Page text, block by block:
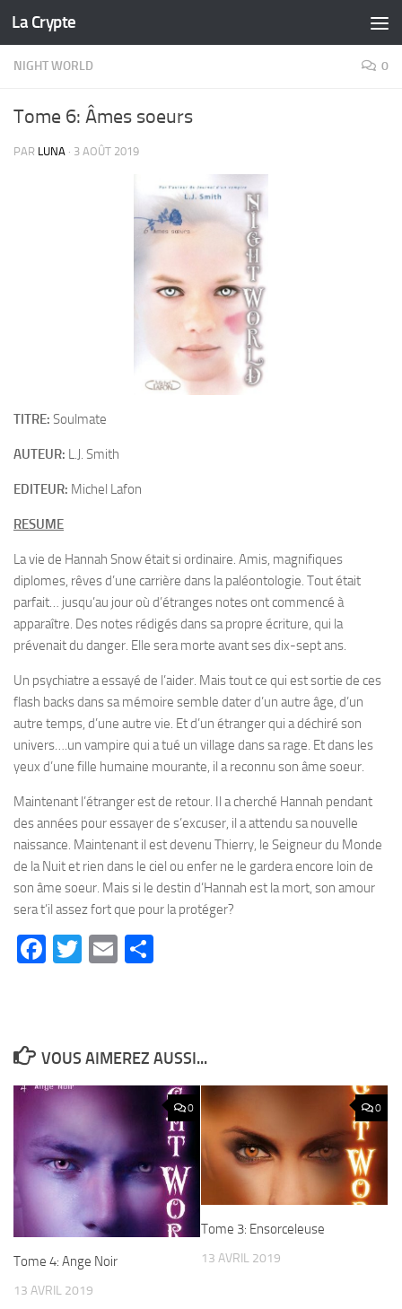
Skip to content
La Crypte
NIGHT WORLD 0
Tome 6: Âmes soeurs
PAR LUNA · 3 AOÛT 2019
TITRE: Soulmate
AUTEUR: L.J. Smith
EDITEUR: Michel Lafon
RESUME
La vie de Hannah Snow était si ordinaire. Amis, magnifiques
diplomes, rêves d’une carrière dans la paléontologie. Tout était
parfait… jusqu’au jour où d’étranges notes ont commencé à
apparaître. Des notes rédigés dans sa propre écriture, qui la
prévenait du danger. Elle sera morte avant ses dix-sept ans.
Un psychiatre a essayé de l’aider. Mais tout ce qui est sortie de ces
flash backs dans sa mémoire semble dater d’un autre âge, d’un
autre temps, d’une autre vie. Et d’un étranger qui a déchiré son
univers….un vampire qui a tué un village dans sa rage. Et dans les
yeux d’une fille humaine mourante, il a reconnu son âme soeur.
Maintenant l’étranger est de retour. Il a cherché Hannah pendant
des années pour essayer de s’excuser, il a attendu sa nouvelle
naissance. Maintenant il est devenu Thierry, le Seigneur du Monde
de la Nuit et rien dans le ciel ou enfer ne le gardera encore loin de
son âme soeur. Mais si le destin d’Hannah est la mort, son amour
sera t’il assez fort que pour la protéger?
Facebook
Twitter
Email
VOUS AIMEREZ AUSSI...
0
Tome 4: Ange Noir
13 AVRIL 2019
0
Tome 3: Ensorceleuse
13 AVRIL 2019